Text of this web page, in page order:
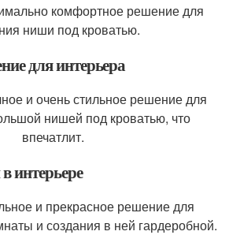
комфортное решение для
ниши под кроватью.
для интерьера
и очень стильное решение для
нишей под кроватью, что
впечатлит.
интерьере
и прекрасное решение для
и создания в ней гардеробной.